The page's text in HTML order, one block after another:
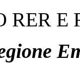
RER E